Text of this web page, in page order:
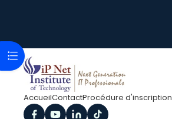
Ouvrir l’index du cours
AccueilContactProcédure d'inscription